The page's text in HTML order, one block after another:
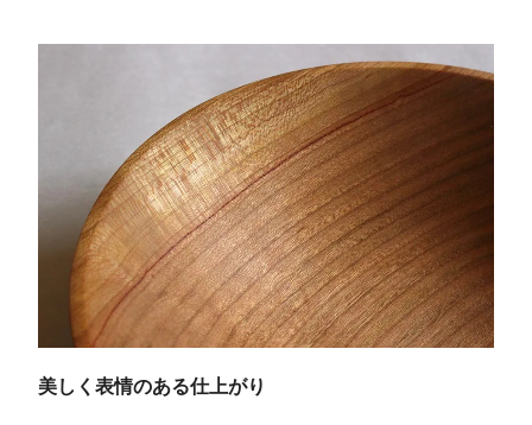
美しく表情のある仕上がり